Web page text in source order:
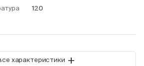
120
характеристики +